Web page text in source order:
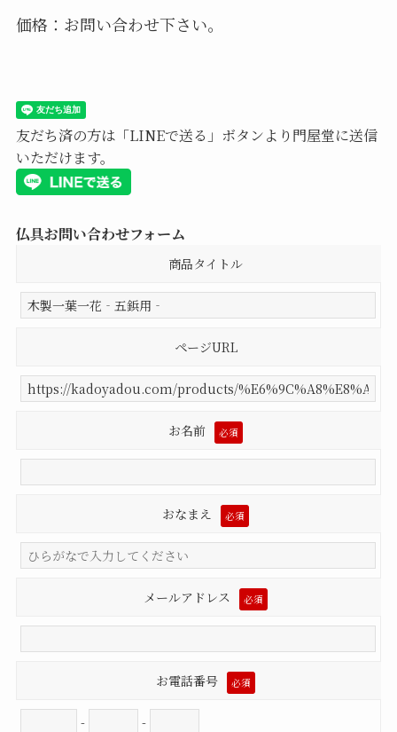
価格：お問い合わせ下さい。
友だち済の方は「LINEで送る」ボタンより門屋堂に送信
いただけます。
仏具お問い合わせフォーム
商品タイトル
ページURL
お名前 必須
おなまえ 必須
メールアドレス 必須
お電話番号 必須
- -